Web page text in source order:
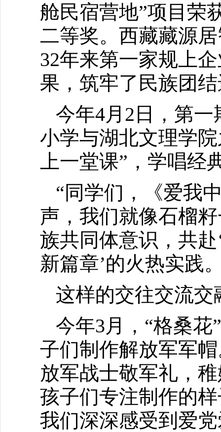
舱民宿营地”项目荣
二等奖。西藏藏源
32年来第一家规上
果，筑牢了民族团
今年4月2日，第
小学与湖北文理学
上一堂课”，学唱经
“同学们，《爱我
声，我们就像石榴
族共同体意识，共
新篇章’的火热实践
这样的交往交流
今年3月，“格桑
子们制作解放军军
放军战士敬军礼，
孩子们专注制作的
我们深深感受到爱